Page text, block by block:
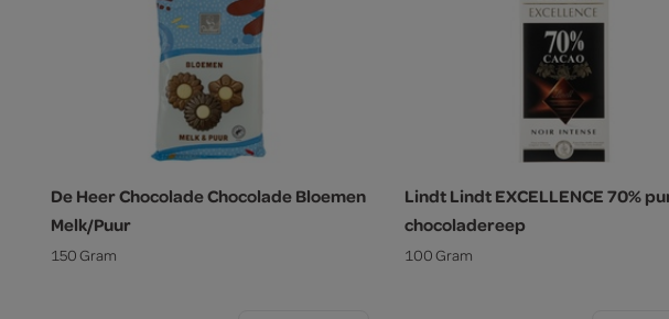
De Heer Chocolade Chocolade Bloemen
Melk/Puur
150 Gram
Lindt Lindt EXCELLENCE 70%
chocoladereep
100 Gram